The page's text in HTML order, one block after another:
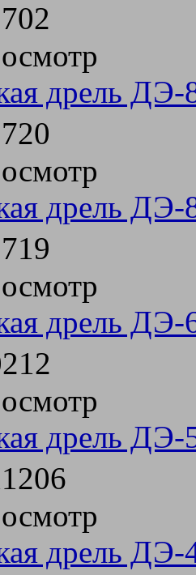
дрель
дрель
дрель
дрель
дрель